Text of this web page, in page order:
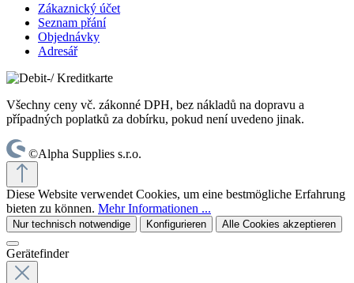
Zákaznický účet
Seznam přání
Objednávky
Adresář
Všechny ceny vč. zákonné DPH, bez nákladů na dopravu a
případných poplatků za dobírku, pokud není uvedeno jinak.
©Alpha Supplies s.r.o.
Diese Website verwendet Cookies, um eine bestmögliche Erfahrung
bieten zu können. Mehr Informationen ...
Nur technisch notwendige Konfigurieren Alle Cookies akzeptieren
Gerätefinder